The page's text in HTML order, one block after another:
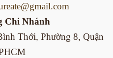
Chi Nhánh
Thới, Phường 8, Quận